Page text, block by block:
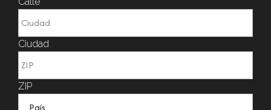
Ciudad
ZIP